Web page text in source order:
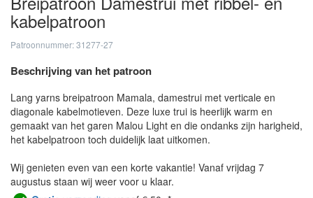
kabelpatroon
Patroonnummer: 31277-27
Beschrijving van het patroon
Lang yarns breipatroon Mamala, damestrui met verticale en
diagonale kabelmotieven. Deze luxe trui is heerlijk warm en
gemaakt van het garen Malou Light en die ondanks zijn harigheid,
het kabelpatroon toch duidelijk laat uitkomen.
Wij genieten even van een korte vakantie! Vanaf vrijdag 7
augustus staan wij weer voor u klaar.